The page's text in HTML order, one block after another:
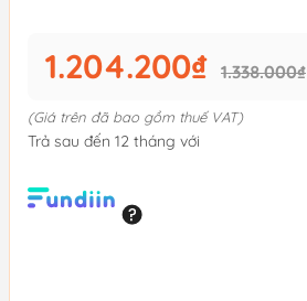
1.204.200₫ 1.338.000₫
(Giá trên đã bao gồm thuế VAT)
Trả sau đến 12 tháng với